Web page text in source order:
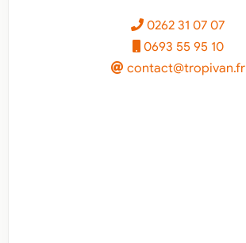
0262 31 07 07
0693 55 95 10
contact@tropivan.fr